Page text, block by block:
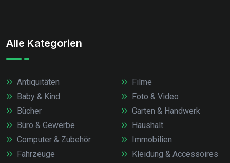
Alle Kategorien
Antiquitäten
Baby & Kind
Bücher
Büro & Gewerbe
Computer & Zubehör
Fahrzeuge
Filme
Foto & Video
Garten & Handwerk
Haushalt
Immobilien
Kleidung & Accessoires